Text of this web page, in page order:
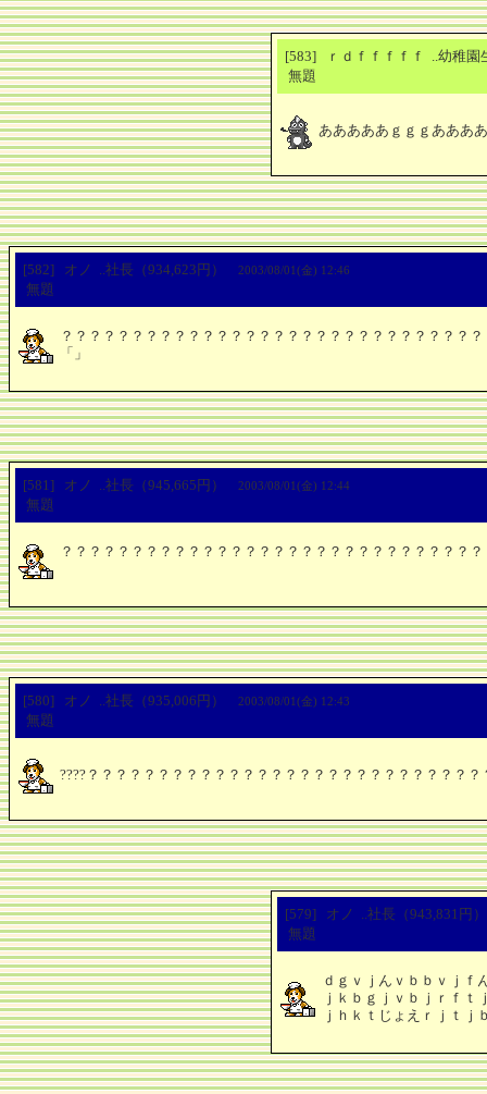
[583] ｒｄｆｆｆｆｆ ..幼稚
無題
あああああｇｇｇああああ
[582] オノ ..社長（934,623円） 2003/08/01(金) 12:46
無題
？？？？？？？？？？？？？？？？？？？？？？？？？？？？？
「」
[581] オノ ..社長（945,665円） 2003/08/01(金) 12:44
無題
？？？？？？？？？？？？？？？？？？？？？？？？？？？？？
[580] オノ ..社長（935,006円） 2003/08/01(金) 12:43
無題
????？？？？？？？？？？？？？？？？？？？？？？？？？？？
[579] オノ ..社長（943,831
無題
ｄｇｖｊんｖｂｂｖｊｆ
ｊｋｂｇｊｖｂｊｒｆ
ｊｈｋｔじょえｒｊｔ